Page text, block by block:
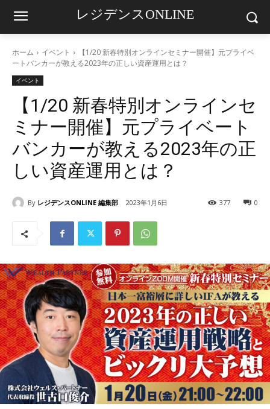
レジデンスONLINE
ホーム イベント
【1/20 新春特別オンラインセミナー開催】元プライベ
ートバンカーが教える2023年の正しい資産運用とは？
イベント
【1/20 新春特別オンラインセ
ミナー開催】元プライベート
バンカーが教える2023年の正
しい資産運用とは？
By レジデンスONLINE 編集部 2023年1月6日 0
377